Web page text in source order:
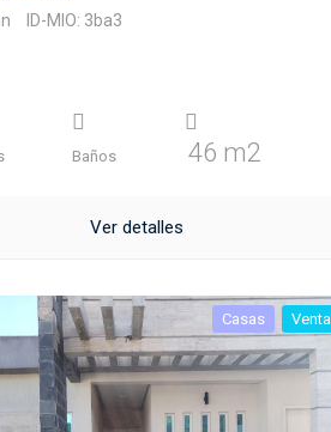
ID-MIO: 3ba3
Baños 46 m2
Ver detalles
Casas Venta